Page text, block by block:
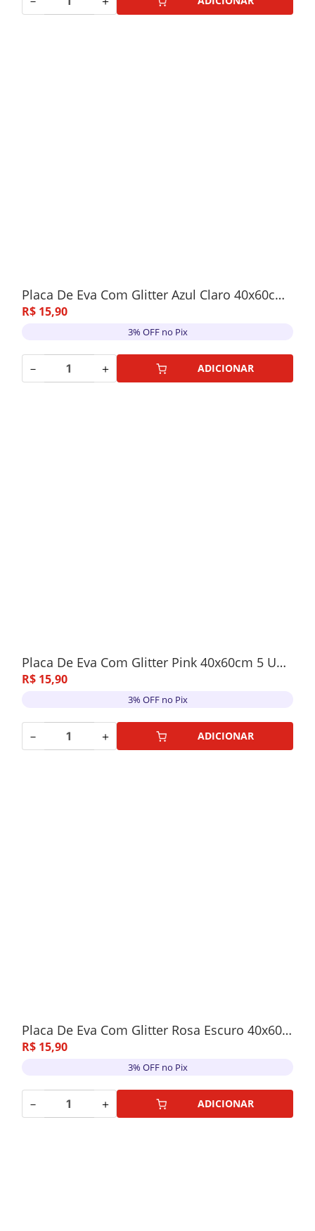
Placa De Eva Com Glitter Azul Claro 40x60cm 5 Unidades
R$ 15,90
3% OFF no Pix
－ ＋ ADICIONAR
Placa De Eva Com Glitter Pink 40x60cm 5 Unidades
R$ 15,90
3% OFF no Pix
－ ＋ ADICIONAR
Placa De Eva Com Glitter Rosa Escuro 40x60cm 5 Unidades
R$ 15,90
3% OFF no Pix
－ ＋ ADICIONAR